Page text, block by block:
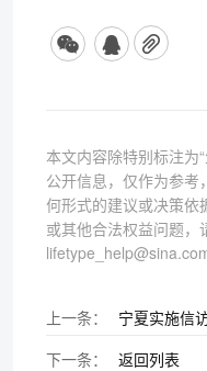
本文内容除特别标注为
公开信息，仅作为参
何形式的建议或决策依
或其他合法权益问题，
上一条：
宁夏实施信
下一条：
返回列表